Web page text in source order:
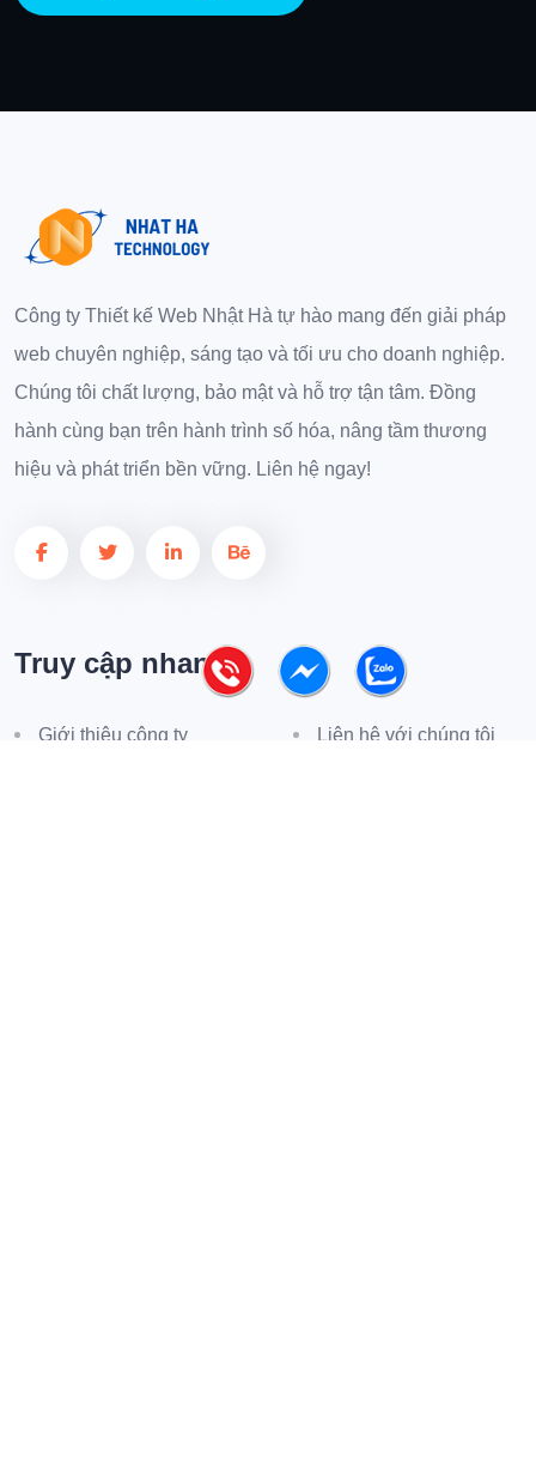
Công ty Thiết kế Web Nhật Hà tự hào mang đến giải pháp
web chuyên nghiệp, sáng tạo và tối ưu cho doanh nghiệp.
Chúng tôi chất lượng, bảo mật và hỗ trợ tận tâm. Đồng
hành cùng bạn trên hành trình số hóa, nâng tầm thương
hiệu và phát triển bền vững. Liên hệ ngay!
Truy cập nhanh
Giới thiệu công ty Liên hệ với chúng tôi